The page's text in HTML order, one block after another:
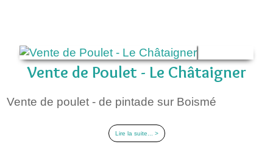
Vente de Poulet - Le Châtaigner
Vente de poulet - de pintade sur Boismé
Lire la suite... >